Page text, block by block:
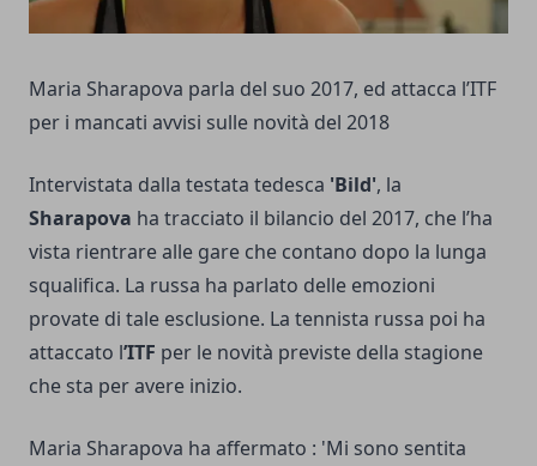
Maria Sharapova parla del suo 2017, ed attacca l’ITF
per i mancati avvisi sulle novità del 2018
Intervistata dalla testata tedesca 'Bild', la
Sharapova ha tracciato il bilancio del 2017, che l’ha
vista rientrare alle gare che contano dopo la lunga
squalifica. La russa ha parlato delle emozioni
provate di tale esclusione. La tennista russa poi ha
attaccato l’ITF per le novità previste della stagione
che sta per avere inizio.
Maria Sharapova ha affermato : 'Mi sono sentita